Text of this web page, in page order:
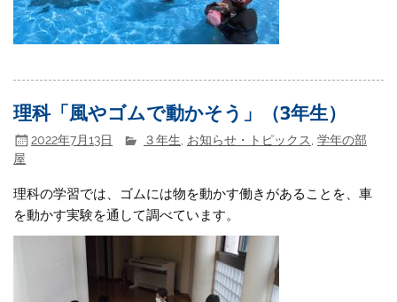
理科「風やゴムで動かそう」（3年生）
2022年7月13日 ３年生 お知らせ・トピックス ,学年の部
屋
理科の学習では、ゴムには物を動かす働きがあることを、車
を動かす実験を通して調べています。